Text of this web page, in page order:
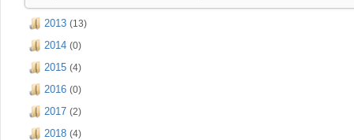
2013 (13)
2014 (0)
2015 (4)
2016 (0)
2017 (2)
2018 (4)